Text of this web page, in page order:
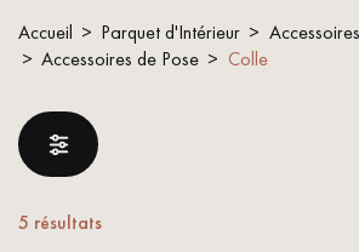
PARQUET HUILÉ
PARQUET LAMES LARGES XXL
ACCESSOIRES PARQUET
Accueil Parquet d'Intérieur
Accessoires de Pose
Colle
5 résultats